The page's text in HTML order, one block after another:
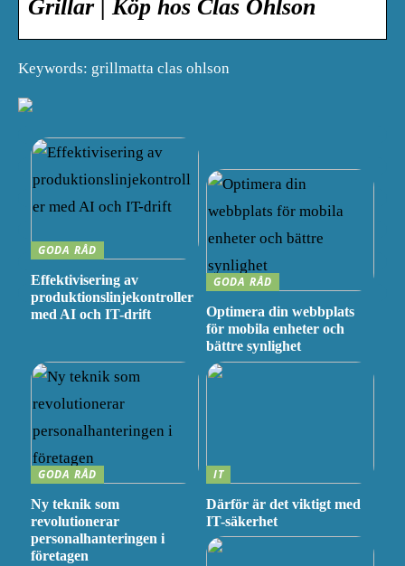
Grillar | Köp hos Clas Ohlson
Keywords: grillmatta clas ohlson
GODA RÅD
Effektivisering av
produktionslinjekontroller
med AI och IT-drift
GODA RÅD
Optimera din webbplats
för mobila enheter och
bättre synlighet
GODA RÅD
Ny teknik som
revolutionerar
personalhanteringen i
företagen
IT
Därför är det viktigt med
IT-säkerhet